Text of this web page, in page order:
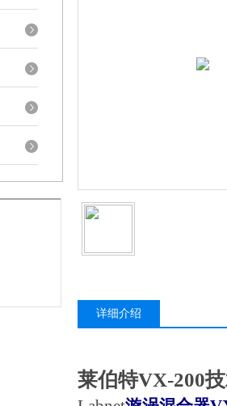
详细介绍
莱伯特VX-200